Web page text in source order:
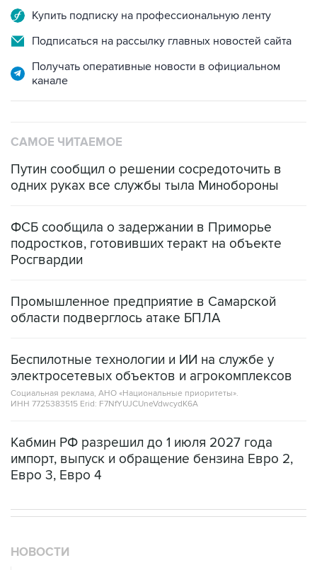
Купить подписку на профессиональную ленту
Подписаться на рассылку главных новостей сайта
Получать оперативные новости в официальном
канале
САМОЕ ЧИТАЕМОЕ
Путин сообщил о решении сосредоточить в
одних руках все службы тыла Минобороны
ФСБ сообщила о задержании в Приморье
подростков, готовивших теракт на объекте
Росгвардии
Промышленное предприятие в Самарской
области подверглось атаке БПЛА
Беспилотные технологии и ИИ на службе у
электросетевых объектов и агрокомплексов
Социальная реклама, АНО «Национальные приоритеты».
ИНН 7725383515 Erid: F7NfYUJCUneVdwcydK6A
Кабмин РФ разрешил до 1 июля 2027 года
импорт, выпуск и обращение бензина Евро 2,
Евро 3, Евро 4
НОВОСТИ